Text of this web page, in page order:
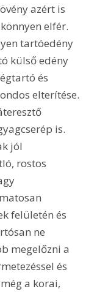
azért is
elfér.
tartóedény
külső edény
és
elterítése.
is.
jól
rostos
felületén és
ne
megelőzni a
és
a korai,